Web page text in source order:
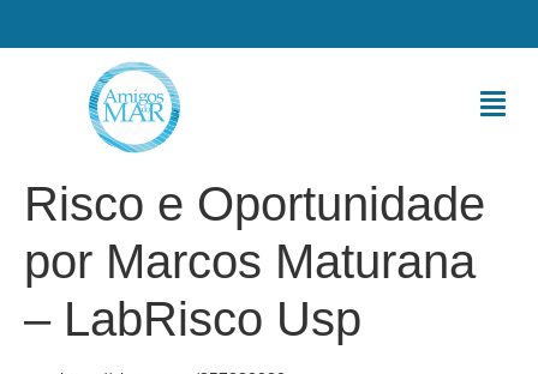
Risco e Oportunidade
por Marcos Maturana
– LabRisco Usp